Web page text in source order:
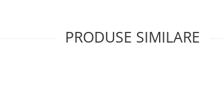
PRODUSE SIMILARE